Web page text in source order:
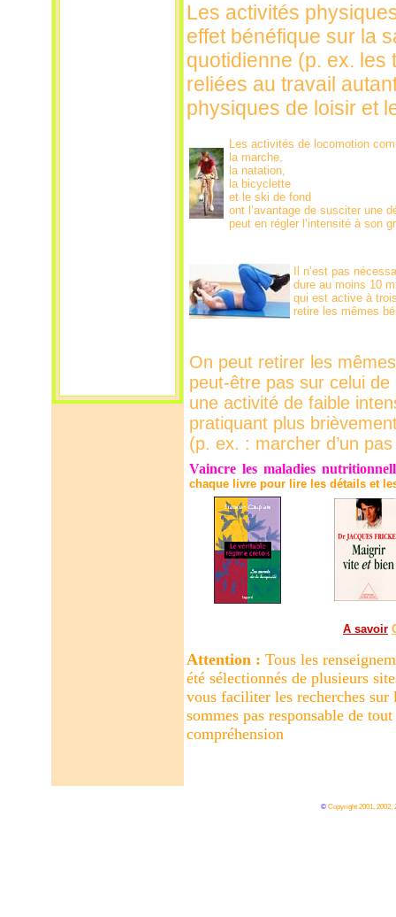
Les activités
effet bénéfique sur la
quotidienne (p. ex. les
reliées au travail
physiques de loisir et
Les activités de locomotion
la marche,
la natation,
la bicyclette
et le ski de fond
ont l’avantage de susciter une
peut en régler l’intensité à son
Il n’est pas
dure au moins 10
qui est active à
retire les mêmes
On peut retirer les
peut-être pas sur celui
une activité de faible
pratiquant plus
(p. ex. : marcher d’un
Vaincre les maladies
chaque livre pour lire les détails et
A savoir
Attention : Tous les
été sélectionnés de plusieurs
vous faciliter les recherches sur
sommes pas responsable de
compréhension
©Copyright 2001, 2002,